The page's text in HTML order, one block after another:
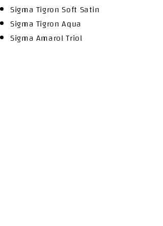
Sigma Tigron Soft Satin
Sigma Tigron Aqua
Sigma Amarol Triol